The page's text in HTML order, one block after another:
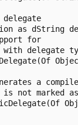
delegate
as dString
for
delegate
a
not marked